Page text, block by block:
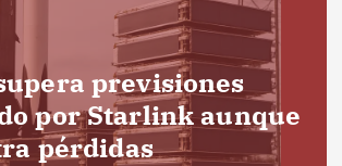
previsiones
por Starlink aunque
pérdidas